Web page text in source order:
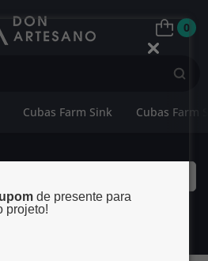
de presente para
projeto!
0
Cubas Farm Sink Cubas Farm